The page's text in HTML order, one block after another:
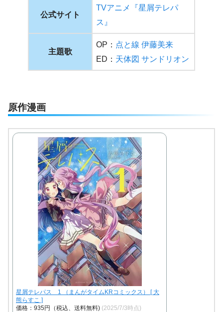
公式サイト
TVアニメ『星屑テレパ
ス』
主題歌
OP： 点と線 伊藤美来
ED： 天体図 サンドリオン
原作漫画
星屑テレパス 1 （まんがタイムKRコミックス） [ 大
熊らすこ ]
価格：935円（税込、送料無料) (2025/7/3時点)